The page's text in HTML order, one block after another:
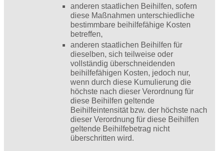
anderen staatlichen Beihilfen, sofern
diese Maßnahmen unterschiedliche
bestimmbare beihilfefähige Kosten
betreffen,
anderen staatlichen Beihilfen für
dieselben, sich teilweise oder
vollständig überschneidenden
beihilfefähigen Kosten, jedoch nur,
wenn durch diese Kumulierung die
höchste nach dieser Verordnung für
diese Beihilfen geltende
Beihilfeintensität bzw. der höchste nach
dieser Verordnung für diese Beihilfen
geltende Beihilfebetrag nicht
überschritten wird.